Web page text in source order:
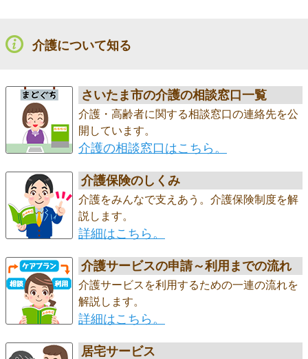
介護について知る
さいたま市の介護の相談窓口一覧
介護・高齢者に関する相談窓口の連絡先を公
開しています。
介護の相談窓口はこちら。
介護保険のしくみ
介護をみんなで支えあう。介護保険制度を解
説します。
詳細はこちら。
介護サービスの申請～利用までの流れ
介護サービスを利用するための一連の流れを
解説します。
詳細はこちら。
居宅サービス